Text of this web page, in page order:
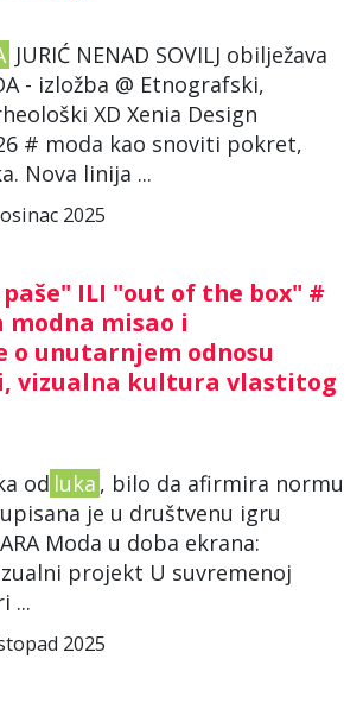
JURIĆ NENAD SOVILJ obilježava
- izložba @ Etnografski,
XD Xenia Design
# moda kao snoviti pokret,
Nova linija ...
2025
ILI "out of the box" #
modna misao i
unutarnjem odnosu
vizualna kultura vlastitog
od luka , bilo da afirmira normu
je u društvenu igru
Moda u doba ekrana:
projekt U suvremenoj
...
2025